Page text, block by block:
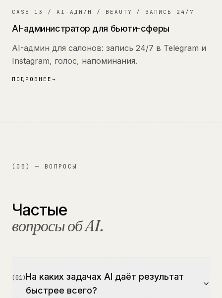
13
CASE 13 / AI-АДМИН / BEAUTY / ЗАПИСЬ 24/7
AI-администратор для бьюти-сферы
AI-админ для салонов: запись 24/7 в Telegram и
Instagram, голос, напоминания.
ПОДРОБНЕЕ →
(05) — ВОПРОСЫ
Частые
вопросы об AI.
(01)На каких задачах AI даёт результат
быстрее всего?